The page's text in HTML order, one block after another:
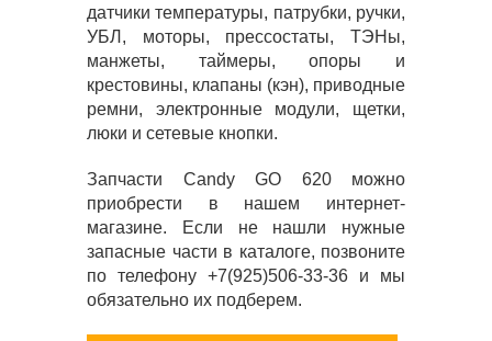
датчики температуры, патрубки, ручки,
УБЛ, моторы, прессостаты, ТЭНы,
манжеты, таймеры, опоры и
крестовины, клапаны (кэн), приводные
ремни, электронные модули, щетки,
люки и сетевые кнопки.
Запчасти Candy GO 620 можно
приобрести в нашем интернет-
магазине. Если не нашли нужные
запасные части в каталоге, позвоните
по телефону +7(925)506-33-36 и мы
обязательно их подберем.